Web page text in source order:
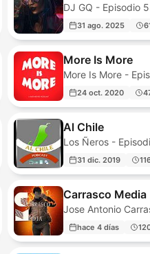
DJ GQ - Episodio
31 ago. 2025
More Is More
More Is More -
24 oct. 2020
Al Chile
Los Ñeros -
31 dic. 2019
Carrasco Media
Jose Antonio
hace 4 días